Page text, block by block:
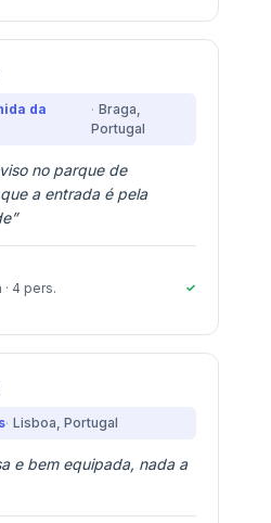
da
Braga,
Portugal
no parque de
a entrada é pela
”
· 4 pers. ✓
Lisboa, Portugal
e bem equipada, nada a